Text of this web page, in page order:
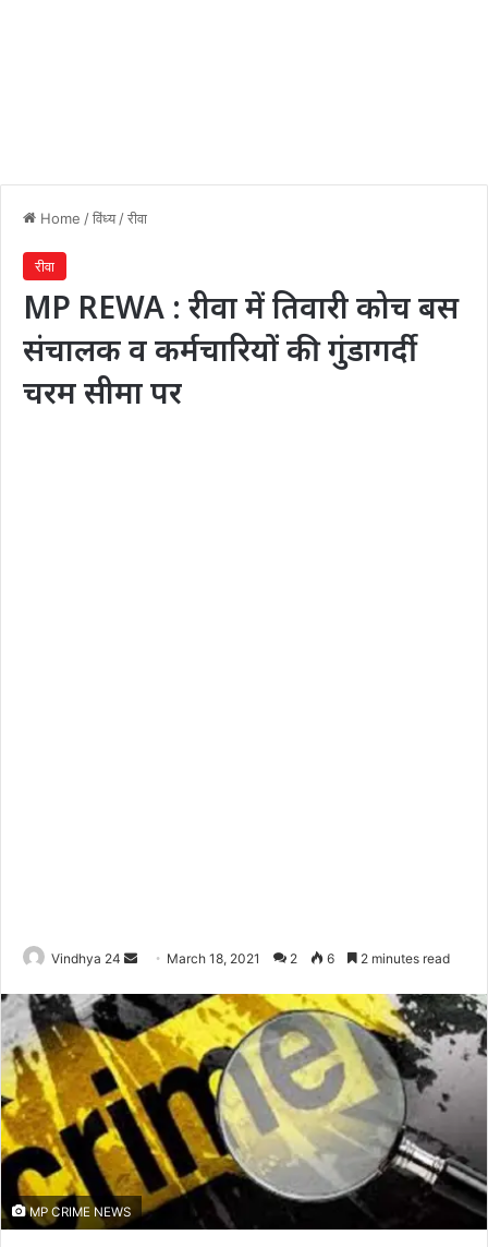
Home /विंध्य /रीवा
रीवा
MP REWA : रीवा में तिवारी कोच बस
संचालक व कर्मचारियों की गुंडागर्दी
चरम सीमा पर
Vindhya 24
Send
email
March 18, 2021 2 6 2 minutes read
MP CRIME NEWS